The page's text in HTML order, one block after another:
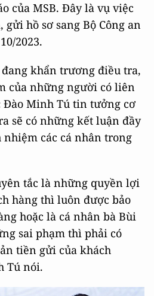
của MSB. Đây là vụ việc
gửi hồ sơ sang Bộ Công an
2023.
đang khẩn trương điều tra,
của những người có liên
Đào Minh Tú tin tưởng cơ
sẽ có những kết luận đầy
các cá nhân trong
tắc là những quyền lợi
hàng thì luôn được bảo
hoặc là cá nhân bà Bùi
sai phạm thì phải có
tiền gửi của khách
Tú nói.